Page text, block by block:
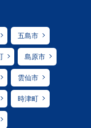
五島市
島原市
雲仙市
時津町